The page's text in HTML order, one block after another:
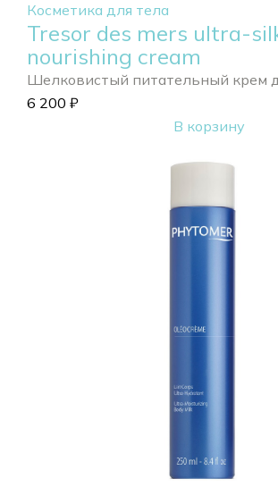
Косметика для тела
Tresor des mers ultra-
nourishing cream
Шелковистый питательный крем
6 200 ₽
В корзину